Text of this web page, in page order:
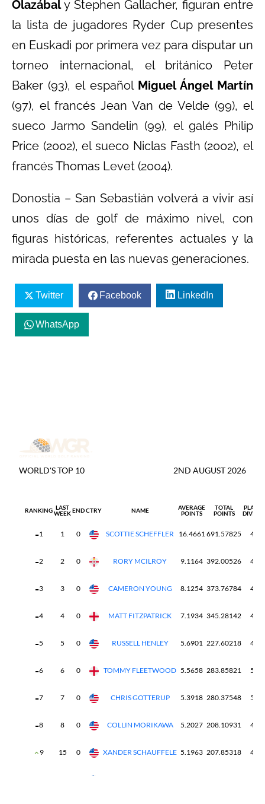
Olazábaly Stephen Gallacher, figuran entre
la lista de jugadores Ryder Cup presentes
en Euskadi por primera vez para disputar un
torneo internacional, el británico Peter
Baker (93), el español Miguel Ángel Martín
(97), el francés Jean Van de Velde (99), el
sueco Jarmo Sandelin (99), el galés Philip
Price (2002), el sueco Niclas Fasth (2002), el
francés Thomas Levet (2004).
Donostia – San Sebastián volverá a vivir así
unos días de golf de máximo nivel, con
figuras históricas, referentes actuales y la
mirada puesta en las nuevas generaciones.
Twitter Facebook LinkedIn
WhatsApp